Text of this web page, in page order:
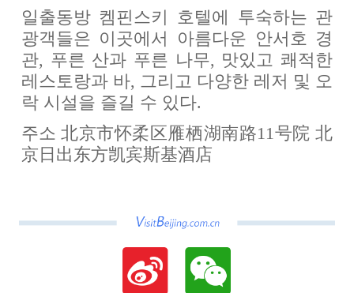
일출동방 켐핀스키 호텔에 투숙하는 관
광객들은 이곳에서 아름다운 안서호 경
관, 푸른 산과 푸른 나무, 맛있고 쾌적한
레스토랑과 바, 그리고 다양한 레저 및 오
락 시설을 즐길 수 있다.
주소 北京市怀柔区雁栖湖南路11号院 北
京日出东方凯宾斯基酒店